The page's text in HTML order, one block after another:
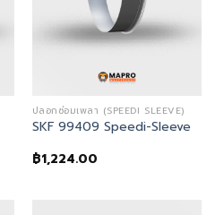
ปลอกซ่อมเพลา (SPEEDI SLEEVE)
SKF 99409 Speedi-Sleeve
฿1,224.00